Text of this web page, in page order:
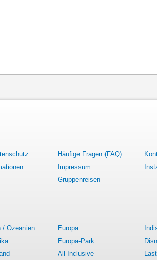
Häufige Fragen (FAQ)
Impressum
Gruppenreisen
/ Ozeanien Europa
Europa-Park
All Inclusive